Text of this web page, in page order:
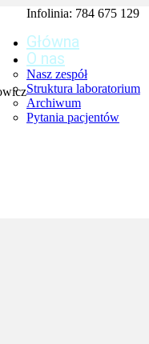
Infolinia: 784 675 129
Główna
O nas
Nasz zespół
Struktura laboratorium
Archiwum
Pytania pacjentów